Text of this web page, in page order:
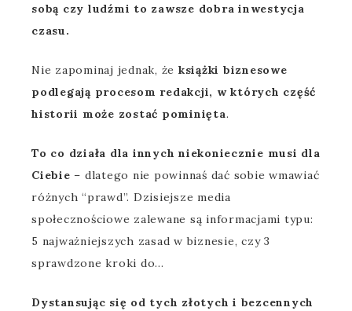
sobą czy ludźmi to zawsze dobra inwestycja
czasu.
Nie zapominaj jednak, że książki biznesowe
podlegają procesom redakcji, w których część
historii może zostać pominięta.
To co działa dla innych niekoniecznie musi dla
Ciebie – dlatego nie powinnaś dać sobie wmawiać
różnych “prawd”. Dzisiejsze media
społecznościowe zalewane są informacjami typu:
5 najważniejszych zasad w biznesie, czy 3
sprawdzone kroki do…
Dystansując się od tych złotych i bezcennych